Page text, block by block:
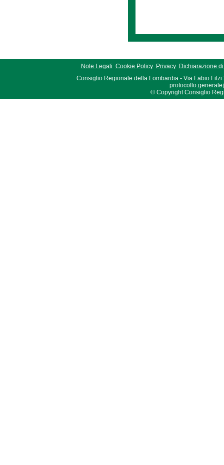
Note Legali Cookie Policy Privacy
Dichiarazione
Consiglio Regionale della Lombardia - Via Fabio Filzi
© Copyright Consiglio